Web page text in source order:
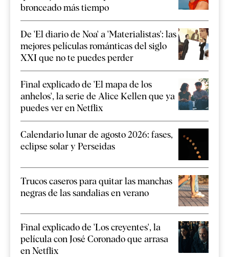
bronceado más tiempo
De 'El diario de Noa' a 'Materialistas': las
mejores películas románticas del siglo
XXI que no te puedes perder
Final explicado de 'El mapa de los
anhelos', la serie de Alice Kellen que ya
puedes ver en Netflix
Calendario lunar de agosto 2026: fases,
eclipse solar y Perseidas
Trucos caseros para quitar las manchas
negras de las sandalias en verano
Final explicado de 'Los creyentes', la
película con José Coronado que arrasa
en Netflix